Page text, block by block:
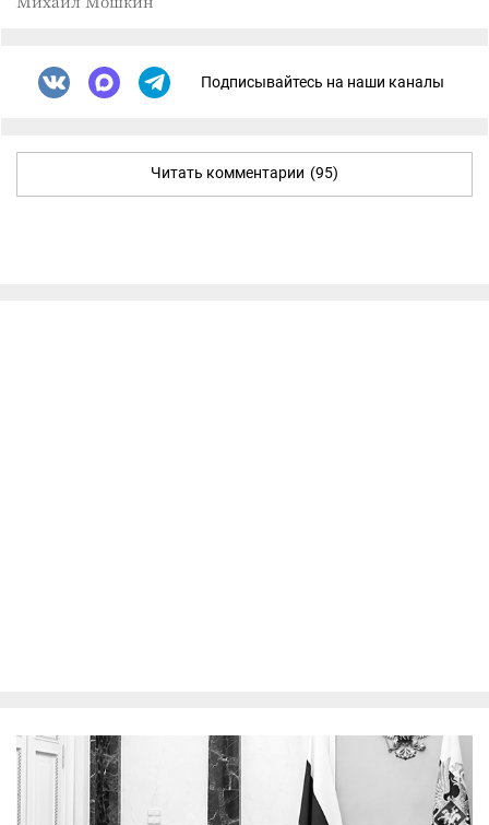
Подписывайтесь на наши каналы
Читать комментарии (95)